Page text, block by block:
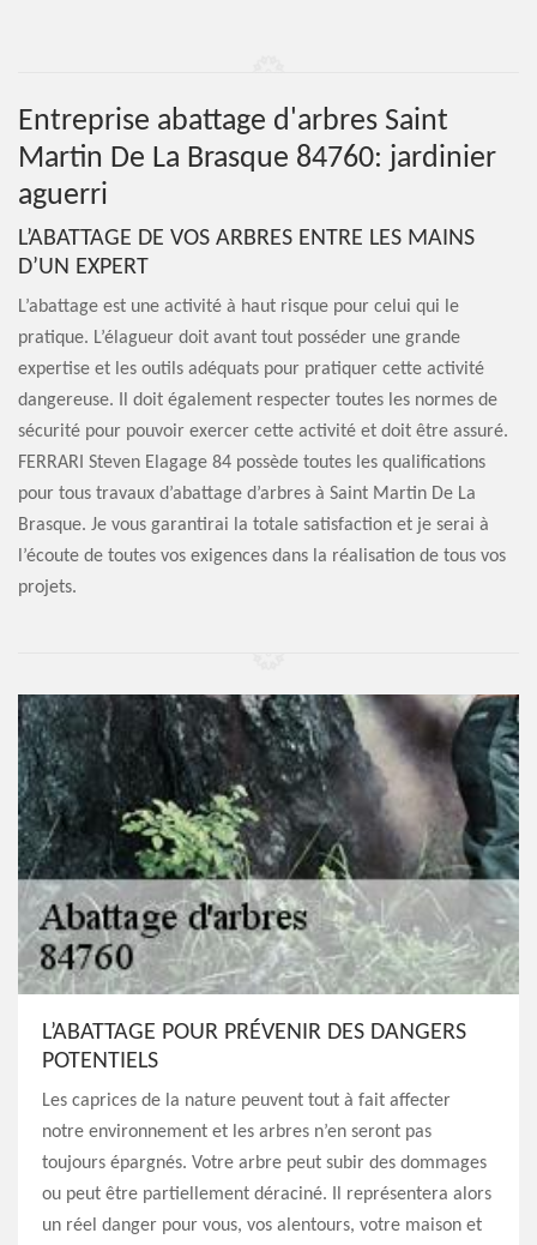
Entreprise abattage d'arbres Saint
Martin De La Brasque 84760: jardinier
aguerri
L’ABATTAGE DE VOS ARBRES ENTRE LES MAINS
D’UN EXPERT
L’abattage est une activité à haut risque pour celui qui le
pratique. L’élagueur doit avant tout posséder une grande
expertise et les outils adéquats pour pratiquer cette activité
dangereuse. Il doit également respecter toutes les normes de
sécurité pour pouvoir exercer cette activité et doit être assuré.
FERRARI Steven Elagage 84 possède toutes les qualifications
pour tous travaux d’abattage d’arbres à Saint Martin De La
Brasque. Je vous garantirai la totale satisfaction et je serai à
l’écoute de toutes vos exigences dans la réalisation de tous vos
projets.
L’ABATTAGE POUR PRÉVENIR DES DANGERS
POTENTIELS
Les caprices de la nature peuvent tout à fait affecter
notre environnement et les arbres n’en seront pas
toujours épargnés. Votre arbre peut subir des dommages
ou peut être partiellement déraciné. Il représentera alors
un réel danger pour vous, vos alentours, votre maison et